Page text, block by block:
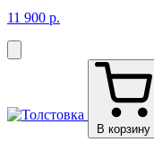
11 900 р.
В корзину